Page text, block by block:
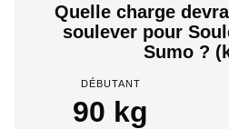
Quelle charge
soulever pour
Sumo ?
DÉBUTANT
90 kg